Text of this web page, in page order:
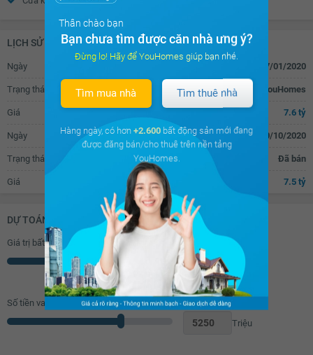
LỊCH SỬ GIAO DỊCH
Ngày 07/01/2020
Trạng thái Đăng tin bán trên YouHomes
Giá 7.6 tỷ
Ngày 10/10/2020
Trạng thái Đã bán
Giá 7.5 tỷ
DỰ TOÁN KHOẢN VAY (ĐƠN VỊ: VNĐ)
Giá trị bất động sản
Số tiền vay (
%/GTNĐ)
Triệu
Thân chào bạn
Bạn chưa tìm được căn nhà ưng ý?
Đừng lo! Hãy để YouHomes giúp bạn nhé.
Tìm mua nhà Tìm thuê nhà
Hàng ngày, có hơn +2.600 bất động sản mới đang
được đăng bán/cho thuê trên nền tảng
YouHomes.